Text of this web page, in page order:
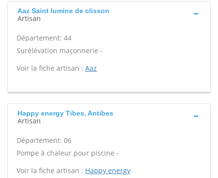
Aaz Saint lumine de clisson
Artisan
Département: 44
Surélévation maçonnerie -
Voir la fiche artisan : Aaz
Happy energy Tibes, Antibes
Artisan
Département: 06
Pompe à chaleur pour piscine -
Voir la fiche artisan : Happy energy